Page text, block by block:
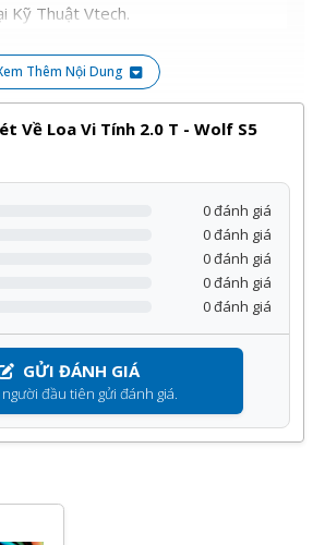
Kỹ Thuật Vtech.
Thêm Nội Dung
Về Loa Vi Tính 2.0 T - Wolf S5
GỬI ĐÁNH GIÁ
người đầu tiên gửi đánh giá.
0 đánh giá
0 đánh giá
0 đánh giá
0 đánh giá
0 đánh giá